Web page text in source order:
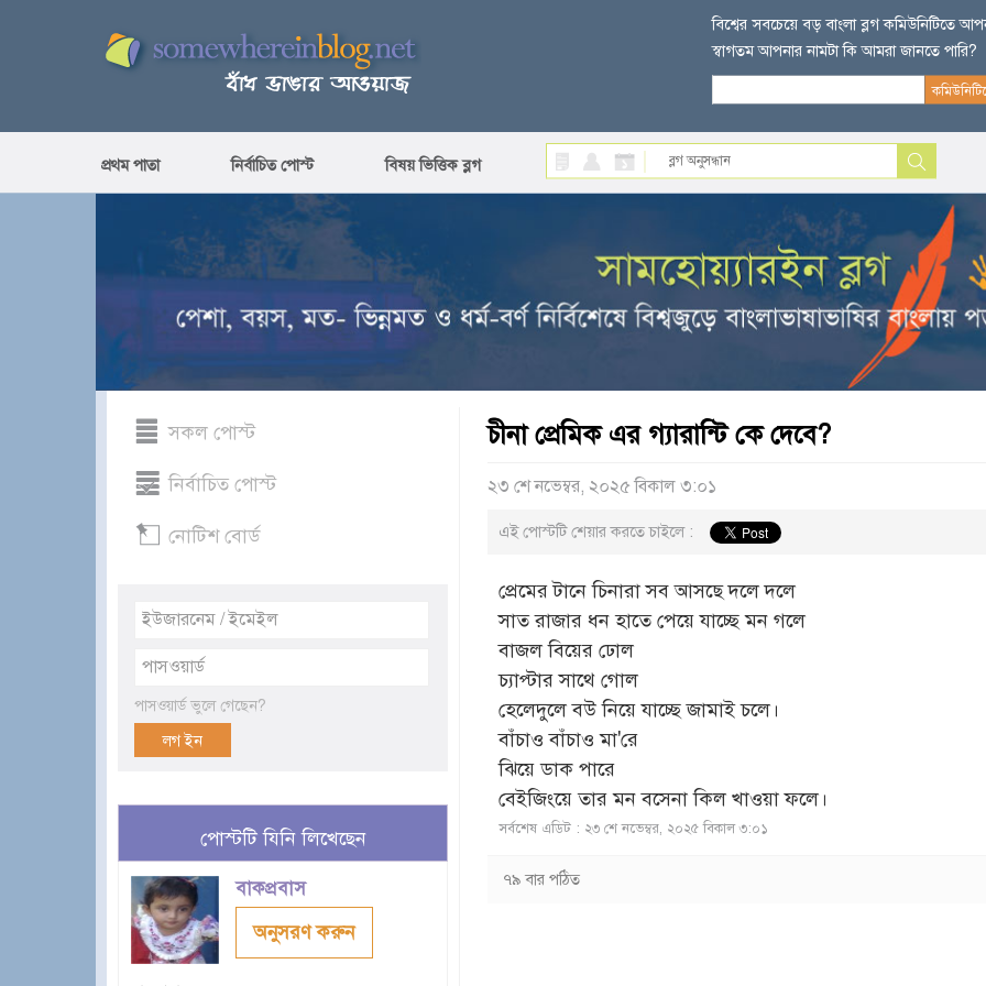
বিশ্বের সবচেয়ে বড় বাংলা ব্লগ কমিউনিটিতে
স্বাগতম আপনার নামটা কি আমরা জানতে পারি?
প্রথম পাতা নির্বাচিত পোস্ট বিষয় ভিত্তিক ব্লগ
সকল পোস্ট
নির্বাচিত পোস্ট
নোটিশ বোর্ড
পাসওয়ার্ড ভুলে গেছেন?
পোস্টটি যিনি লিখেছেন
বাকপ্রবাস
অনুসরণ করুন
চীনা প্রেমিক এর গ্যারান্টি কে দেবে?
২৩ শে নভেম্বর, ২০২৫ বিকাল ৩:০১
এই পোস্টটি শেয়ার করতে চাইলে :
প্রেমের টানে চিনারা সব আসছে দলে দলে
সাত রাজার ধন হাতে পেয়ে যাচ্ছে মন গলে
বাজল বিয়ের ঢোল
চ্যাপ্টার সাথে গোল
হেলেদুলে বউ নিয়ে যাচ্ছে জামাই চলে।
বাঁচাও বাঁচাও মা'রে
ঝিয়ে ডাক পারে
বেইজিংয়ে তার মন বসেনা কিল খাওয়া ফলে।
সর্বশেষ এডিট : ২৩ শে নভেম্বর, ২০২৫ বিকাল ৩:০১
৭৯ বার পঠিত